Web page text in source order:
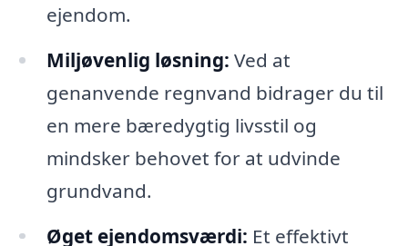
ejendom.
Miljøvenlig løsning: Ved at
genanvende regnvand bidrager du til
en mere bæredygtig livsstil og
mindsker behovet for at udvinde
grundvand.
Øget ejendomsværdi: Et effektivt